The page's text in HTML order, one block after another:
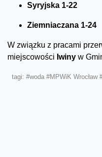
Syryjska 1-22
Ziemniaczana 1-24
W związku z pracami
miejscowości Iwiny w
tagi: #woda #MPWiK Wrocław